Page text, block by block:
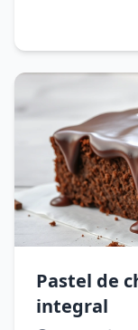
Pastel de
integral